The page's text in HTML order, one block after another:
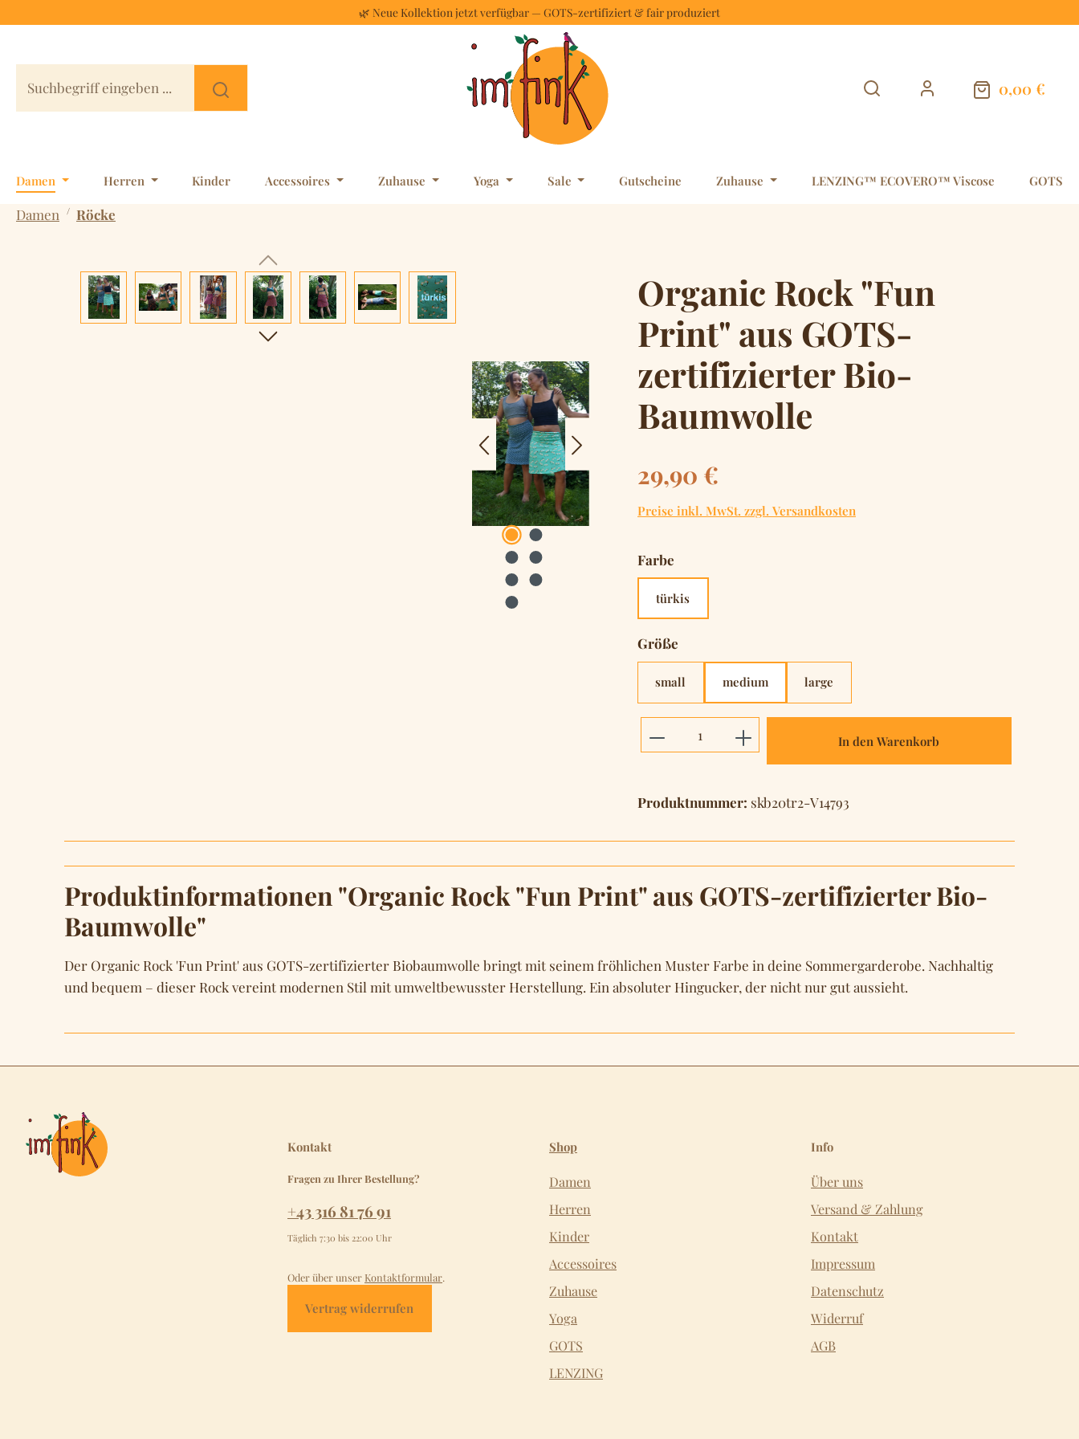
🌿 Neue Kollektion jetzt verfügbar — GOTS-zertifiziert & fair produziert
0,00 €
Warenkorb
Damen Herren Kinder Accessoires Zuhause Yoga Sale Gutscheine Zuhause LENZING™ ECOVERO™ Viscose GOTS
Damen / Röcke
Bildergalerie überspringen
Organic Rock "Fun
Print" aus GOTS-
zertifizierter Bio-
Baumwolle
Regulärer Preis:
29,90 €
Preise inkl. MwSt. zzgl. Versandkosten
Farbe
türkis
Größe
small medium large
Produkt Anzahl: Gib den gewünschten Wert
In den Warenkorb
Produktnummer: skb20tr2-V14793
Produktinformationen "Organic Rock "Fun Print" aus GOTS-zertifizierter Bio-
Baumwolle"
Der Organic Rock 'Fun Print' aus GOTS-zertifizierter Biobaumwolle bringt mit seinem fröhlichen Muster Farbe in deine Sommergarderobe. Nachhaltig
und bequem – dieser Rock vereint modernen Stil mit umweltbewusster Herstellung. Ein absoluter Hingucker, der nicht nur gut aussieht.
Kontakt
Fragen zu Ihrer Bestellung?
+43 316 81 76 91
Täglich 7:30 bis 22:00 Uhr
Oder über unser Kontaktformular.
Vertrag widerrufen
Shop
Damen
Herren
Kinder
Accessoires
Zuhause
Yoga
GOTS
LENZING
Info
Über uns
Versand & Zahlung
Kontakt
Impressum
Datenschutz
Widerruf
AGB